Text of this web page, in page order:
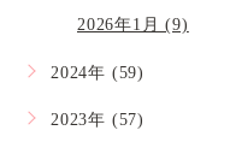
2026年1月 (9)
2024年 (59)
2023年 (57)